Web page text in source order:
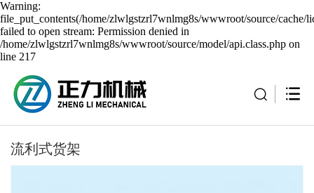
Warning:
file_put_contents(/home/zlwlgstzrl7wnlmg8s/wwwroot/source/cache/
failed to open stream: Permission denied in
/home/zlwlgstzrl7wnlmg8s/wwwroot/source/model/api.class.php on
line 217
流利式货架